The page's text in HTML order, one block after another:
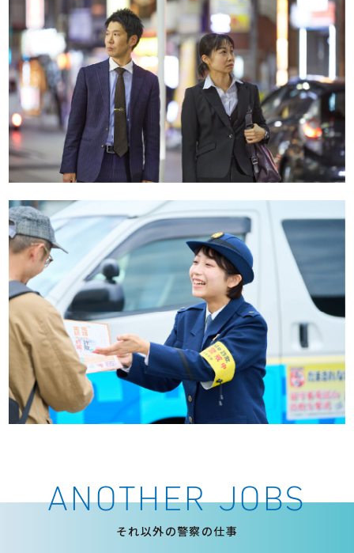
ANOTHER JOBS
それ以外の警察の仕事